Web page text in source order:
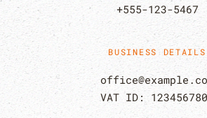
+555-123-5467
BUSINESS DETAILS
VAT ID: